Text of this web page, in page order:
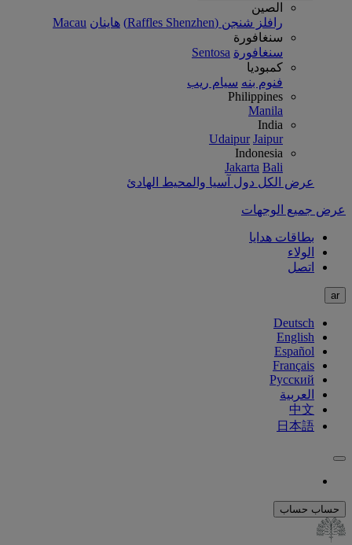
الصين
رافلز شنجن (Raffles Shenzhen)
هاينان Macau
سنغافورة
سنغافورة Sentosa
كمبوديا
فنوم بنه سيام ريب
Philippines
Manila
India
Udaipur Jaipur
Indonesia
Jakarta Bali
عرض الكل دول آسيا والمحيط الهادئ
عرض جميع الوجهات
بطاقات هدايا
الولاء
اتصل
ar
Deutsch
English
Español
Français
Русский
العربية
中文
日本語
حساب حساب